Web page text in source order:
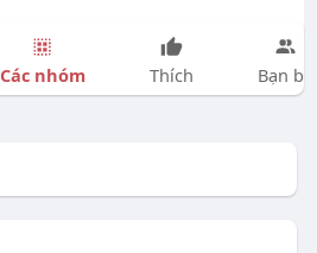
Các nhóm Thích Bạn bè